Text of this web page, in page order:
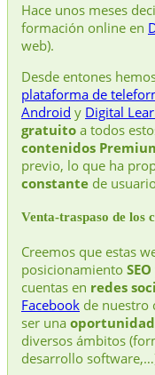
Hace unos meses
formación online en
web).
Desde entones
plataforma de
Android y Digital
gratuito a todos
contenidos
previo, lo que ha
constante de
Venta-traspaso de los
Creemos que estas
posicionamiento SEO
cuentas en redes
Facebook de nuestro
ser una oportunidad
diversos ámbitos
desarrollo